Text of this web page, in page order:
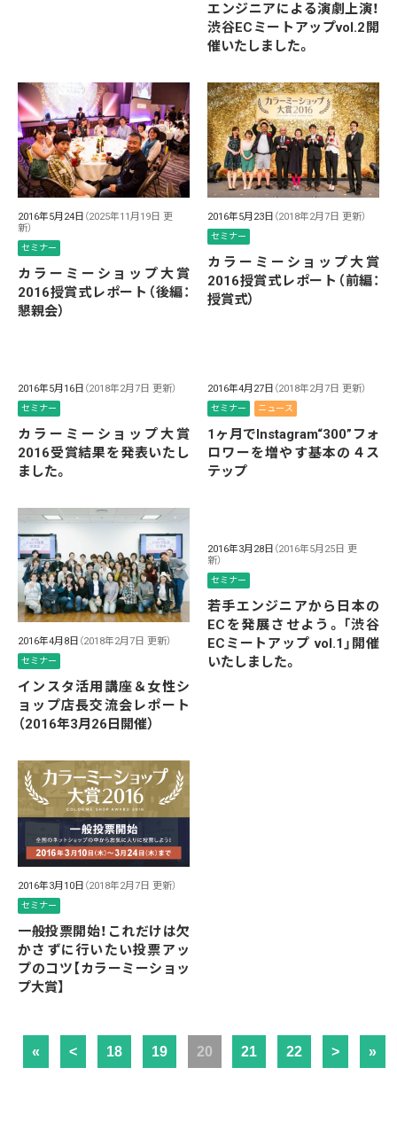
エンジニアによる演劇上演！
渋谷ECミートアップvol.2開
催いたしました。
2016年5月24日 （2025年11月19日 更
新）
セミナー
カラーミーショップ大賞
2016授賞式レポート（後編：
懇親会）
2016年5月23日 （2018年2月7日 更新）
セミナー
カラーミーショップ大賞
2016授賞式レポート（前編：
授賞式）
2016年5月16日 （2018年2月7日 更新）
セミナー
カラーミーショップ大賞
2016受賞結果を発表いたし
ました。
2016年4月27日 （2018年2月7日 更新）
セミナー ニュース
1ヶ月でInstagram“300”フォ
ロワーを増やす基本の４ス
テップ
2016年4月8日 （2018年2月7日 更新）
セミナー
インスタ活用講座＆女性シ
ョップ店長交流会レポート
（2016年3月26日開催）
2016年3月28日 （2016年5月25日 更
新）
セミナー
若手エンジニアから日本の
ECを発展させよう。「渋谷
ECミートアップ vol.1」開催
いたしました。
2016年3月10日 （2018年2月7日 更新）
セミナー
一般投票開始！これだけは欠
かさずに行いたい投票アッ
プのコツ【カラーミーショッ
プ大賞】
« < 18 19 20 21 22 > »